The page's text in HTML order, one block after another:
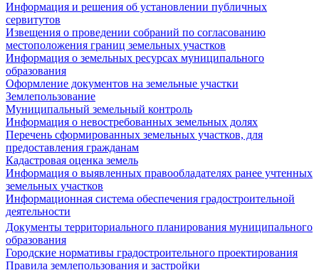
Информация и решения об установлении публичных
сервитутов
Извещения о проведении собраний по согласованию
местоположения границ земельных участков
Информация о земельных ресурсах муниципального
образования
Оформление документов на земельные участки
Землепользование
Муниципальный земельный контроль
Информация о невостребованных земельных долях
Перечень сформированных земельных участков, для
предоставления гражданам
Кадастровая оценка земель
Информация о выявленных правообладателях ранее учтенных
земельных участков
Информационная система обеспечения градостроительной
деятельности
Документы территориального планирования муниципального
образования
Городские нормативы градостроительного проектирования
Правила землепользования и застройки